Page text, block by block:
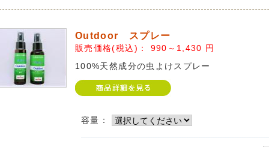
Outdoor スプレー
販売価格(税込)： 990～1,430 円
100%天然成分の虫よけスプレー
容量：